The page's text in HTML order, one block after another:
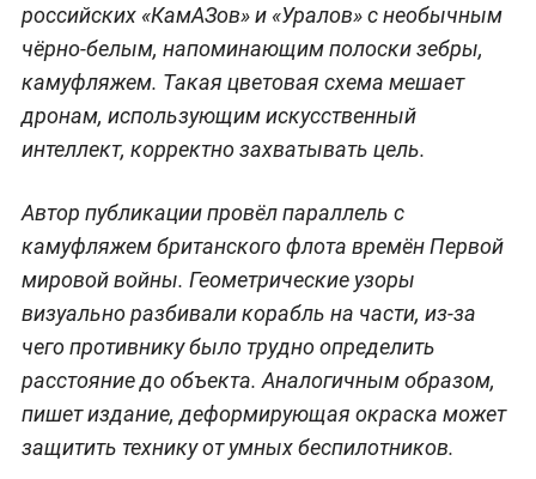
российских «КамАЗов» и «Уралов» с необычным
чёрно-белым, напоминающим полоски зебры,
камуфляжем. Такая цветовая схема мешает
дронам, использующим искусственный
интеллект, корректно захватывать цель.
Автор публикации провёл параллель с
камуфляжем британского флота времён Первой
мировой войны. Геометрические узоры
визуально разбивали корабль на части, из-за
чего противнику было трудно определить
расстояние до объекта. Аналогичным образом,
пишет издание, деформирующая окраска может
защитить технику от умных беспилотников.